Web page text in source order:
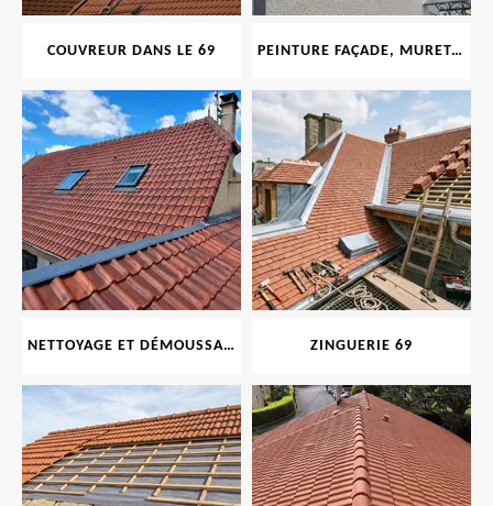
COUVREUR DANS LE 69 PEINTURE FAÇADE, MURET, TOITURE, BOISERIE, FERRONERIE, GOUTTIÈRE 69
NETTOYAGE ET DÉMOUSSAGE DE TOITURE ET FAÇADE 69 ZINGUERIE 69